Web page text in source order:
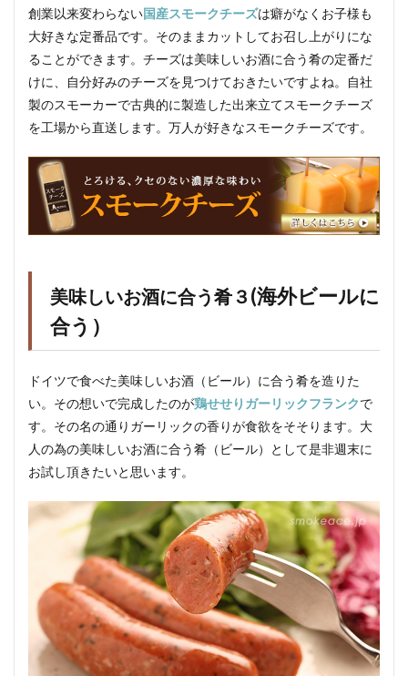
創業以来変わらない国産スモークチーズは癖がなくお子様も
大好きな定番品です。そのままカットしてお召し上がりにな
ることができます。チーズは美味しいお酒に合う肴の定番だ
けに、自分好みのチーズを見つけておきたいですよね。自社
製のスモーカーで古典的に製造した出来立てスモークチーズ
を工場から直送します。万人が好きなスモークチーズです。
美味しいお酒に合う肴３ (海外ビールに
合う）
ドイツで食べた美味しいお酒（ビール）に合う肴を造りた
い。その想いで完成したのが鶏せせりガーリックフランクで
す。その名の通りガーリックの香りが食欲をそそります。大
人の為の美味しいお酒に合う肴（ビール）として是非週末に
お試し頂きたいと思います。